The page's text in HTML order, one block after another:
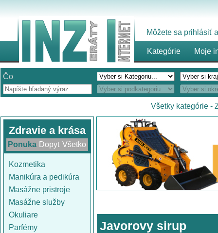
Môžete sa prihlásiť
Kategórie Moje
Čo
Všetky kategórie -
Zdravie a krása
Ponuka Dopyt Všetko
Kozmetika
Manikúra a pedikúra
Masážne pristroje
Masážne služby
Okuliare
Parfémy
Javorovy sirup